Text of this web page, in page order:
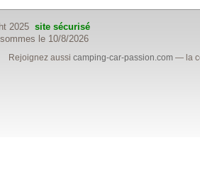
2025 site sécurisé
le 10/8/2026
Rejoignez aussicamping-car-passion.com — la